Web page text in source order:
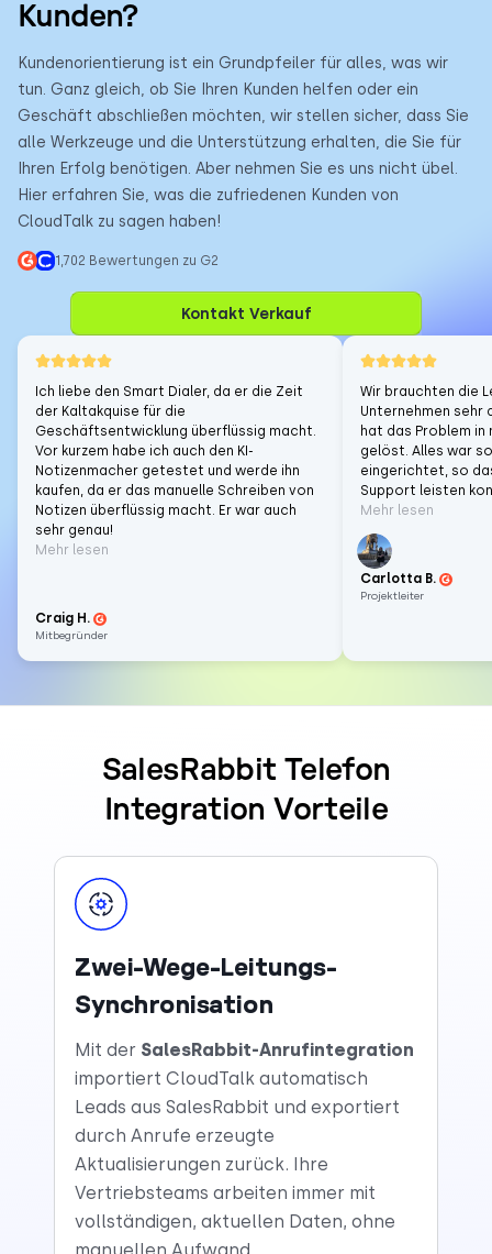
Kunden?
Kundenorientierung ist ein Grundpfeiler für alles, was wir
tun. Ganz gleich, ob Sie Ihren Kunden helfen oder ein
Geschäft abschließen möchten, wir stellen sicher, dass Sie
alle Werkzeuge und die Unterstützung erhalten, die Sie für
Ihren Erfolg benötigen. Aber nehmen Sie es uns nicht übel.
Hier erfahren Sie, was die zufriedenen Kunden von
CloudTalk zu sagen haben!
1,702 Bewertungen zu G2
Kontakt Verkauf
Ich liebe den Smart Dialer, da er die Zeit
der Kaltakquise für die
Geschäftsentwicklung überflüssig macht.
Vor kurzem habe ich auch den KI-
Notizenmacher getestet und werde ihn
kaufen, da er das manuelle Schreiben von
Notizen überflüssig macht. Er war auch
sehr genau!
Mehr lesen
Craig H.
Mitbegründer
Wir brauchten die
Unternehmen sehr
hat das Problem
gelöst. Alles war
eingerichtet, so
Support leisten
Mehr lesen
Carlotta B.
Projektleiter
SalesRabbit Telefon
Integration Vorteile
Zwei-Wege-Leitungs-
Synchronisation
Mit der SalesRabbit-Anrufintegration
importiert CloudTalk automatisch
Leads aus SalesRabbit und exportiert
durch Anrufe erzeugte
Aktualisierungen zurück. Ihre
Vertriebsteams arbeiten immer mit
vollständigen, aktuellen Daten, ohne